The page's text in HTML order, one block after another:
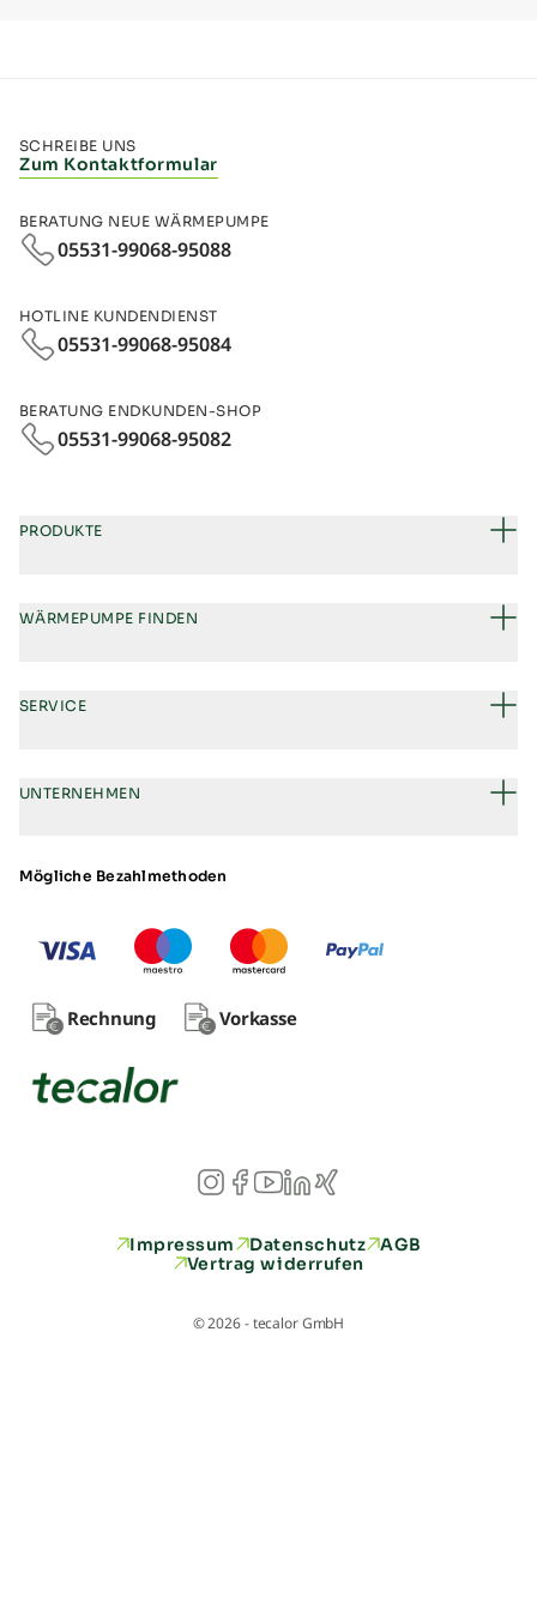
SCHREIBE UNS
Zum Kontaktformular
BERATUNG NEUE WÄRMEPUMPE
05531-99068-95088
HOTLINE KUNDENDIENST
05531-99068-95084
BERATUNG ENDKUNDEN-SHOP
05531-99068‑95082
PRODUKTE
WÄRMEPUMPE FINDEN
SERVICE
UNTERNEHMEN
Mögliche Bezahlmethoden
Rechnung Vorkasse
Impressum Datenschutz
AGB
Vertrag widerrufen
© 2026 - tecalor GmbH